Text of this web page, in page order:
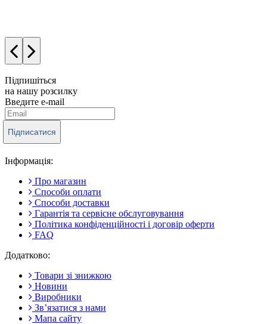
Підпишіться
на нашу розсилку
Введите e-mail
Підписатися
Інформація:
Про магазин
Способи оплати
Способи доставки
Гарантія та сервісне обслуговування
Політика конфіденційності і договір оферти
FAQ
Додатково:
Товари зі знижкою
Новини
Виробники
Зв’язатися з нами
Мапа сайту